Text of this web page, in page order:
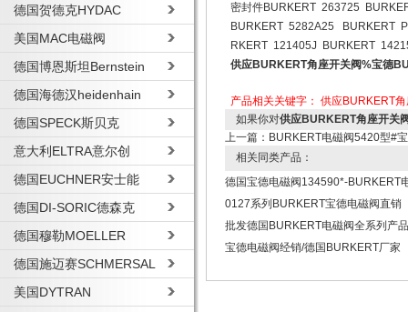
德国贺德克HYDAC
美国MAC电磁阀
德国博恩斯坦Bernstein
德国海德汉heidenhain
德国SPECK斯贝克
意大利ELTRA意尔创
德国EUCHNER安士能
德国DI-SORIC德森克
德国穆勒MOELLER
德国施迈赛SCHMERSAL
美国DYTRAN
密封件BURKERT 263725
BURKERT 5282A25 BURKERT
RKERT 121405J BURKERT
供应BURKERT角座开关阀%宝德
产品相关关键字： 供应BURKERT
如果你对供应BURKERT角座开关
上一篇： BURKERT电磁阀5420型#
相关同类产品：
德国宝德电磁阀134590*-BURKERT
0127系列BURKERT宝德电磁阀直销
批发德国BURKERT电磁阀全系列产品
宝德电磁阀经销/德国BURKERT厂家